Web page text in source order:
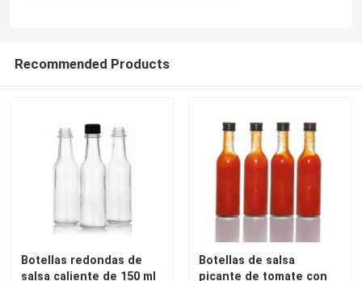
Recommended Products
Botellas redondas de
salsa caliente de 150 ml
Botellas de salsa
picante de tomate con